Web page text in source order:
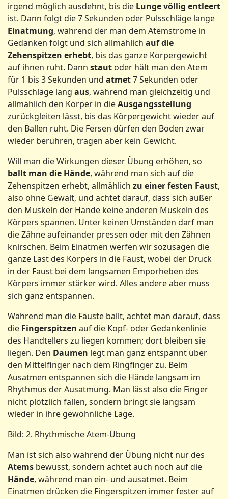
irgend möglich ausdehnt, bis die Lungevöllig entleert
ist. Dann folgt die 7 Sekunden oder Pulsschläge lange
Einatmung, während der man dem Atemstrome in
Gedanken folgt und sich allmählich aufdie
Zehenspitzen erhebt, bis das ganze Körpergewicht
auf ihnen ruht. Dann staut oder hält man den Atem
für 1 bis 3 Sekunden und atmet7 Sekunden oder
Pulsschläge lang aus, während man gleichzeitig und
allmählich den Körper in dieAusgangsstellung
zurückgleiten lässt, bis das Körpergewicht wieder auf
den Ballen ruht. Die Fersen dürfen den Boden zwar
wieder berühren, tragen aber kein Gewicht.
Will man die Wirkungen dieser Übung erhöhen, so
ballt man die Hände, während man sich auf die
Zehenspitzen erhebt, allmählich zu einerfesten Faust,
also ohne Gewalt, und achtet darauf, dass sich außer
den Muskeln der Hände keine anderen Muskeln des
Körpers spannen. Unter keinen Umständen darf man
die Zähne aufeinander pressen oder mit den Zähnen
knirschen. Beim Einatmen werfen wir sozusagen die
ganze Last des Körpers in die Faust, wobei der Druck
in der Faust bei dem langsamen Emporheben des
Körpers immer stärker wird. Alles andere aber muss
sich ganz entspannen.
Während man die Fäuste ballt, achtet man darauf, dass
die Fingerspitzen auf die Kopf- oder Gedankenlinie
des Handtellers zu liegen kommen; dort bleiben sie
liegen. Den Daumen legt man ganz entspannt über
den Mittelfinger nach dem Ringfinger zu. Beim
Ausatmen entspannen sich die Hände langsam im
Rhythmus der Ausatmung. Man lässt also die Finger
nicht plötzlich fallen, sondern bringt sie langsam
wieder in ihre gewöhnliche Lage.
Bild: 2. Rhythmische Atem-Übung
Man ist sich also während der Übung nicht nur des
Atems bewusst, sondern achtet auch noch auf die
Hände, während man ein- und ausatmet. Beim
Einatmen drücken die Fingerspitzen immer fester auf